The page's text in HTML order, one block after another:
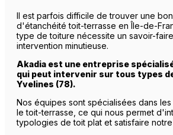
Il est parfois difficile de trouver une
d'étanchéité toit-terrasse en Île-de-
type de toiture nécessite un savoir-
intervention minutieuse.
Akadia est une entreprise
qui peut intervenir sur tous types
Yvelines (78).
Nos équipes sont spécialisées dans
le toit-terrasse, ce qui nous permet
typologies de toit plat et satisfaire